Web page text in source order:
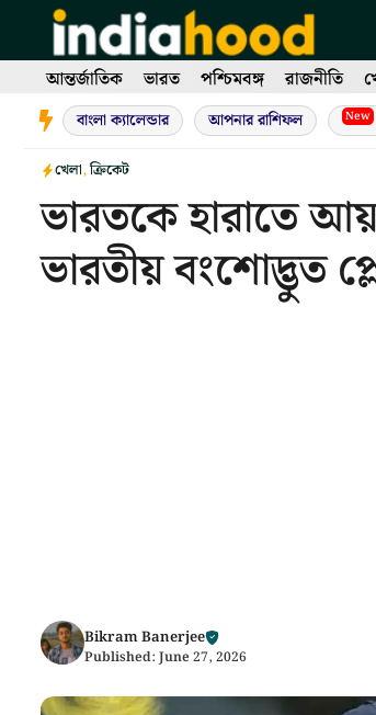
contentআন্তর্জাতিক ভারত পশ্চিমবঙ্গ রাজনীতি
বাংলা ক্যালেন্ডার আপনার রাশিফল New
খেলা,ক্রিকেট
ভারতকে হারাতে
ভারতীয় বংশোদ্ভুত
Bikram Banerjee
Published: June 27, 2026